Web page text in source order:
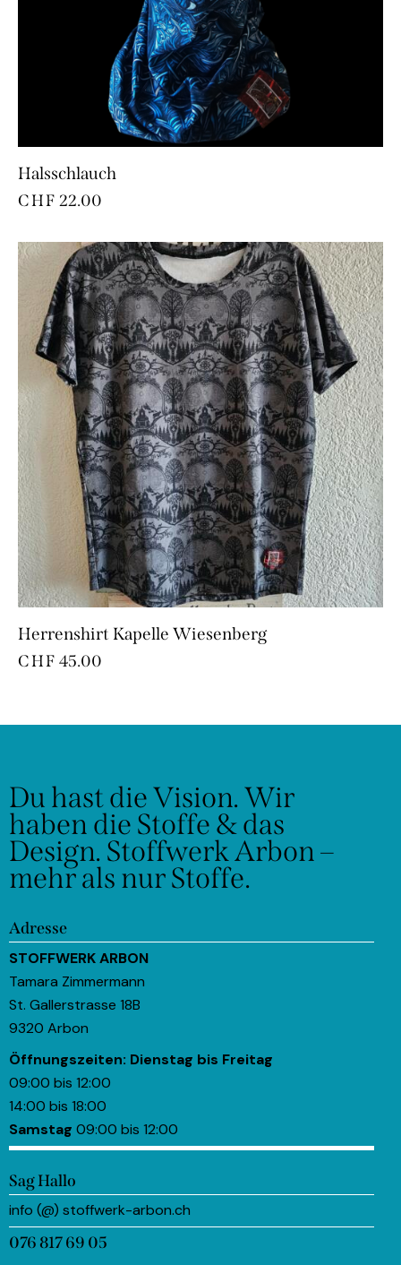
Halsschlauch
CHF 22.00
Herrenshirt Kapelle Wiesenberg
CHF 45.00
Du hast die Vision.Wir
haben die Stoffe & das
Design. Stoffwerk Arbon –
mehr als nur Stoffe.
Adresse
STOFFWERK ARBON
Tamara Zimmermann
St. Gallerstrasse 18B
9320 Arbon
Öffnungszeiten: Dienstag bis Freitag
09:00 bis 12:00
14:00 bis 18:00
Samstag 09:00 bis 12:00
Sag Hallo
info (@) stoffwerk-arbon.ch
076 817 69 05